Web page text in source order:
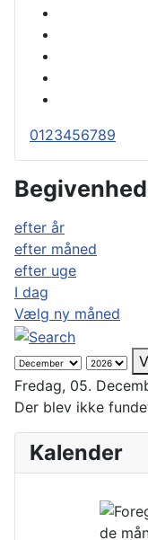
0123456789
efter år
efter måned
efter uge
I dag
Vælg ny måned
Fredag, 05.
Der blev ikke
Kalender